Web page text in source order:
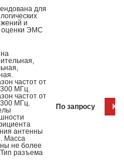
для
и
оценки ЭМС
частот от
МГц.
частот от
МГц.
антенны
Масса
не более
Тип разъема
По запросу